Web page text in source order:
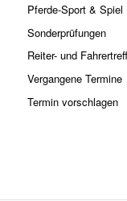
Pferde-Sport & Spiel
Sonderprüfungen
Reiter- und
Vergangene Termine
Termin vorschlagen